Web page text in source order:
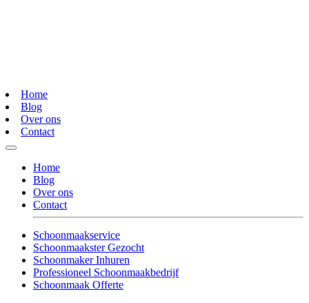
Home
Blog
Over ons
Contact
Home
Blog
Over ons
Contact
Schoonmaakservice
Schoonmaakster Gezocht
Schoonmaker Inhuren
Professioneel Schoonmaakbedrijf
Schoonmaak Offerte